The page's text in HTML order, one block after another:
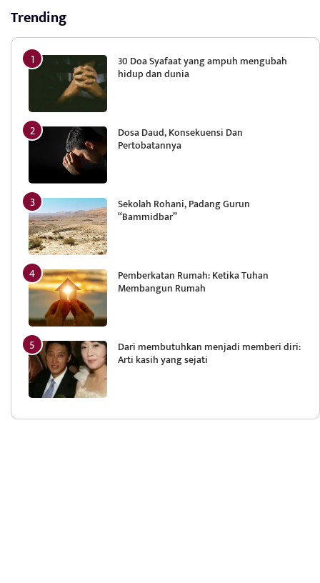
Trending
30 Doa Syafaat yang ampuh mengubah
hidup dan dunia
Dosa Daud, Konsekuensi Dan
Pertobatannya
Sekolah Rohani, Padang Gurun
“Bammidbar”
Pemberkatan Rumah: Ketika Tuhan
Membangun Rumah
Dari membutuhkan menjadi memberi diri:
Arti kasih yang sejati